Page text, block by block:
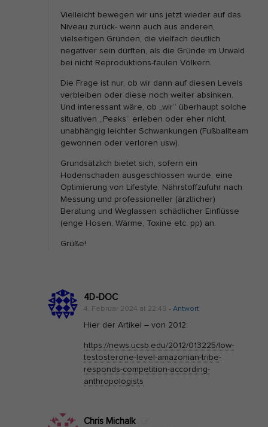
Vielleicht bewegen wir uns jetzt wieder auf das
Niveau zurück- wenn auch aus anderen,
vielseitigen Gründen, die vielfach deutlich
negativer sein dürften, als die Gründe im Urwald
bei nicht Reproduktions-faulen Völkern.
Die Frage ist nur, ob wir dann auf diesen Levels
verbleiben oder diese noch weiter absinken.
Und interessant wäre, ob „wir“ überhaupt solche
situativen „Peaks“ erleben oder eher nicht,
unabhängig leichter Schwankungen (Fußballteam
gewonnen oder verloren usw).
Grundsätzlich bietet sich, sofern ein
Hodenschaden ausgeschlossen wurde, eine
Optimierung von Lifestyle, Nährstoffzufuhr nach
Messung und professioneller (ärztlicher)
Beratung und Weglassen schädlicher Einflüsse
(enge Hosen, Wärme, Toxine etc. pp) an.
Grüße!
4D-DOC
4. Februar 2024 at 22:49 - Antwort
Hier der Artikel – von 2012:
https://news.ucsb.edu/2012/013225/low-
testosterone-level-amazonian-tribe-
responds-competition-according-
anthropologists
Chris Michalk